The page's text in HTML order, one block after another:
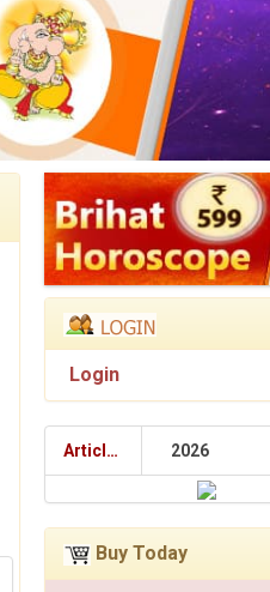
Login
Articles 2026
Buy Today